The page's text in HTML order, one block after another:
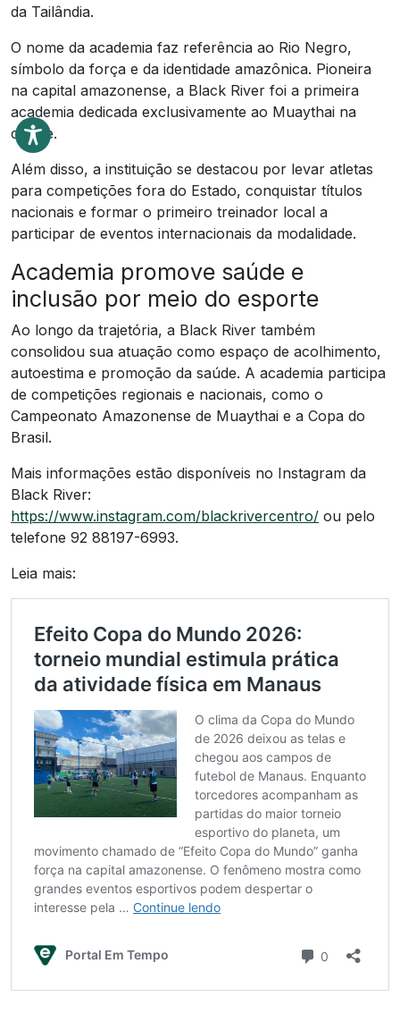
da Tailândia.
O nome da academia faz referência ao Rio Negro,
símbolo da força e da identidade amazônica. Pioneira
na capital amazonense, a Black River foi a primeira
academia dedicada exclusivamente ao Muaythai na
cidade.
Além disso, a instituição se destacou por levar atletas
para competições fora do Estado, conquistar títulos
nacionais e formar o primeiro treinador local a
participar de eventos internacionais da modalidade.
Academia promove saúde e
inclusão por meio do esporte
Ao longo da trajetória, a Black River também
consolidou sua atuação como espaço de acolhimento,
autoestima e promoção da saúde. A academia participa
de competições regionais e nacionais, como o
Campeonato Amazonense de Muaythai e a Copa do
Brasil.
Mais informações estão disponíveis no Instagram da
Black River:
https://www.instagram.com/blackrivercentro/ ou pelo
telefone 92 88197-6993.
Leia mais: